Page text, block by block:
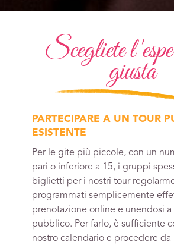
Scegliete
giusta
PARTECIPARE A UN TOUR
ESISTENTE
Per le gite più piccole, con un
pari o inferiore a 15, i gruppi
biglietti per i nostri tour
programmati semplicemente
prenotazione online e unendosi a
pubblico. Per farlo, è sufficiente
nostro calendario e procedere da